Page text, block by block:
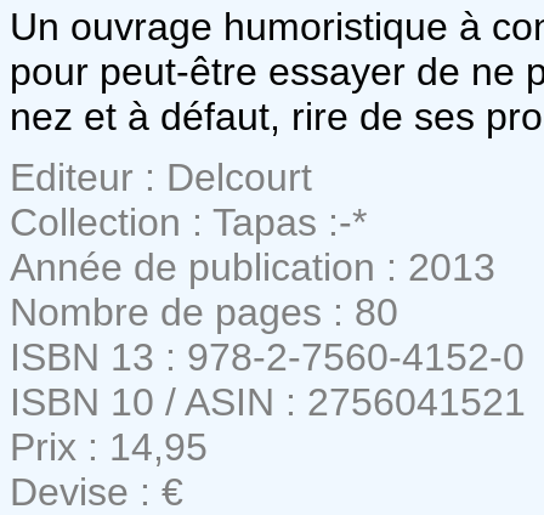
Un ouvrage humoristique à
pour peut-être essayer de ne
nez et à défaut, rire de ses
Editeur : Delcourt
Collection : Tapas :-*
Année de publication : 2013
Nombre de pages : 80
ISBN 13 : 978-2-7560-4152-0
ISBN 10 / ASIN : 2756041521
Prix : 14,95
Devise : €